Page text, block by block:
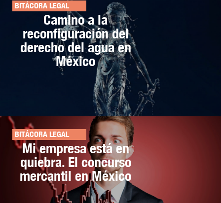
BITÁCORA LEGAL
Camino a la
reconfiguración del
derecho del agua en
México
BITÁCORA LEGAL
Mi empresa está en
quiebra. El concurso
mercantil en México